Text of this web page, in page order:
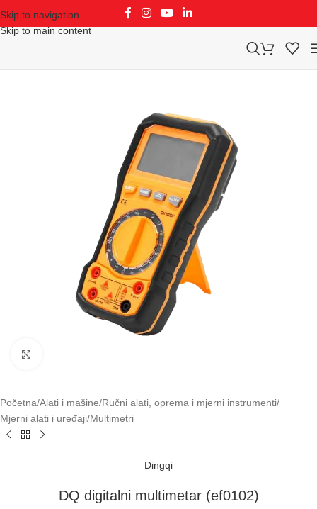
Skip to navigation
Skip to main content
Početna/Alati i mašine/Ručni alati, oprema i mjerni instrumenti/
Mjerni alati i uređaji/Multimetri
Dingqi
DQ digitalni multimetar (ef0102)